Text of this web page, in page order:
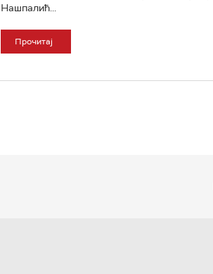
Нашпалић...
Прочитај